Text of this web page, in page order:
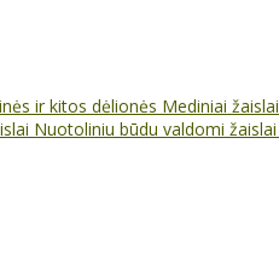
ir kitos dėlionės Mediniai žaislai
Nuotoliniu būdu valdomi žaislai